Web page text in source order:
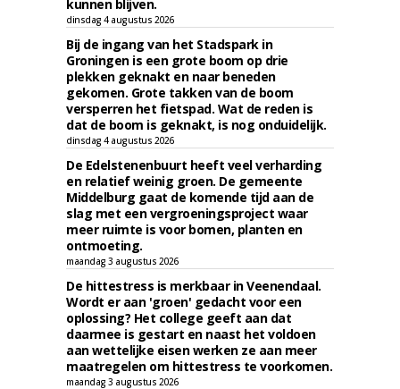
kunnen blijven.
dinsdag 4 augustus 2026
Bij de ingang van het Stadspark in
Groningen is een grote boom op drie
plekken geknakt en naar beneden
gekomen. Grote takken van de boom
versperren het fietspad. Wat de reden is
dat de boom is geknakt, is nog onduidelijk.
dinsdag 4 augustus 2026
De Edelstenenbuurt heeft veel verharding
en relatief weinig groen. De gemeente
Middelburg gaat de komende tijd aan de
slag met een vergroeningsproject waar
meer ruimte is voor bomen, planten en
ontmoeting.
maandag 3 augustus 2026
De hittestress is merkbaar in Veenendaal.
Wordt er aan 'groen' gedacht voor een
oplossing? Het college geeft aan dat
daarmee is gestart en naast het voldoen
aan wettelijke eisen werken ze aan meer
maatregelen om hittestress te voorkomen.
maandag 3 augustus 2026